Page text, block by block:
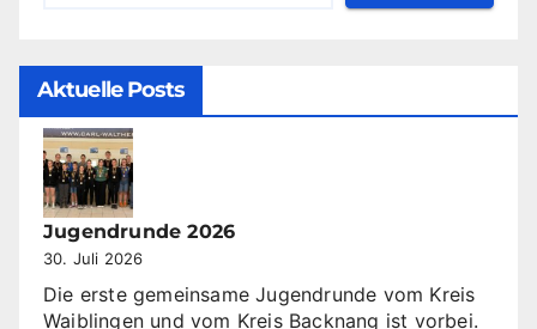
Aktuelle Posts
Jugendrunde 2026
30. Juli 2026
Die erste gemeinsame Jugendrunde vom Kreis
Waiblingen und vom Kreis Backnang ist vorbei.